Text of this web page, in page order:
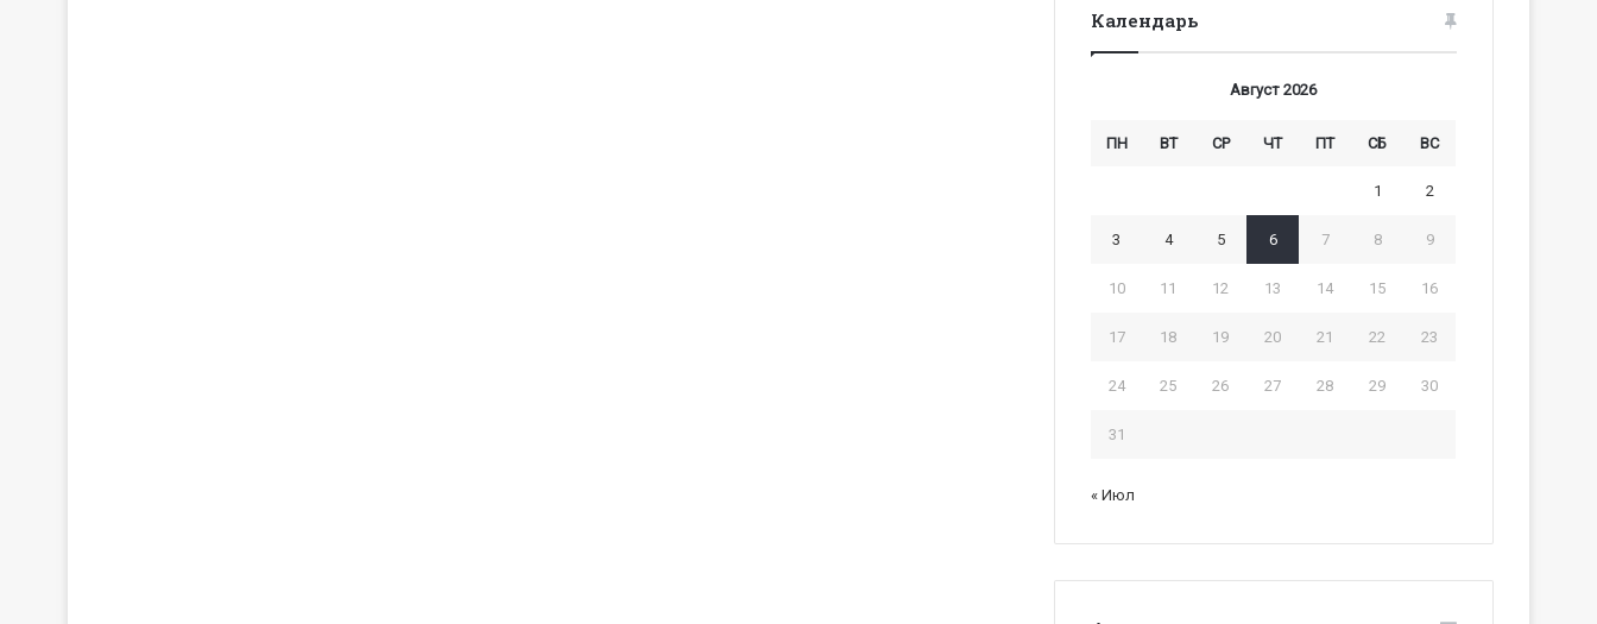
Календарь
Август 2026
ПН ВТ СР ЧТ ПТ СБ ВС
1 2
3 4 5 6 7 8 9
10 11 12 13 14 15 16
17 18 19 20 21 22 23
24 25 26 27 28 29 30
31
« Июл